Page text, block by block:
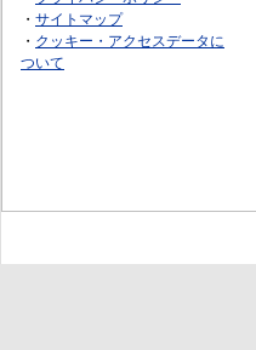
・ サイトマップ
・ クッキー・アクセスデータに
ついて